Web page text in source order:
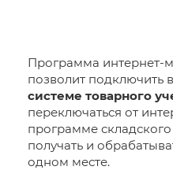
Программа интернет-
позволит подключить
системе товарного
переключаться от
программе
получать и
одном месте.